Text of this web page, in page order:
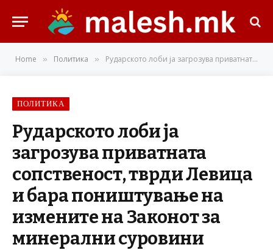
Home » Политика » Рударското лоби ја загрозува приватната сопственост, тврди Левица и бара поништување на измените на Законот за минерални суровини
ПОЛИТИКА
Рударското лоби ја
загрозува приватната
сопственост, тврди Левица
и бара поништување на
измените на Законот за
минерални суровини